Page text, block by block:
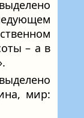
– а в
мир: